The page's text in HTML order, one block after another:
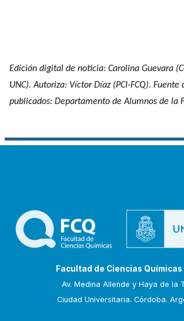
Edición digital de noticia: Carolina Guevara
UNC). Autoriza: Víctor Díaz (PCI-FCQ). Fuente
publicados: Departamento de Alumnos de la
Facultad de Ciencias Químicas
Av. Medina Allende y Haya de la
Ciudad Universitaria. Córdoba.